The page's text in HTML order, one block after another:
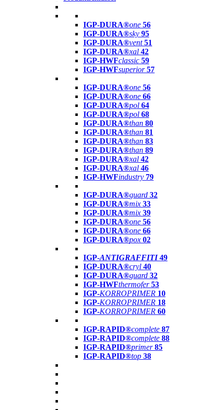
IGP-DURA®one 56
IGP-DURA®sky 95
IGP-DURA®vent 51
IGP-DURA®xal 42
IGP-HWFclassic 59
IGP-HWFsuperior 57
IGP-DURA®one 56
IGP-DURA®one 66
IGP-DURA®pol 64
IGP-DURA®pol 68
IGP-DURA®than 80
IGP-DURA®than 81
IGP-DURA®than 83
IGP-DURA®than 89
IGP-DURA®xal 42
IGP-DURA®xal 46
IGP-HWFindustry 79
IGP-DURA®guard 32
IGP-DURA®mix 33
IGP-DURA®mix 39
IGP-DURA®one 56
IGP-DURA®one 66
IGP-DURA®pox 02
IGP-ANTIGRAFFITI49
IGP-DURA®cryl 40
IGP-DURA®guard 32
IGP-HWFthermofer 53
IGP-KORROPRIMER 10
IGP-KORROPRIMER 18
IGP-KORROPRIMER 60
IGP-RAPID®complete 87
IGP-RAPID®complete 88
IGP-RAPID®primer 85
IGP-RAPID®top 38